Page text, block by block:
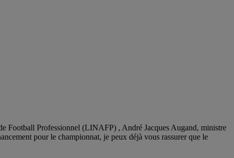
Football Professionnel (LINAFP) , André Jacques Augand, ministre
pour le championnat, je peux déjà vous rassurer que le